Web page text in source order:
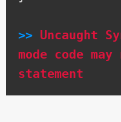
>> Uncaught
mode code
statement